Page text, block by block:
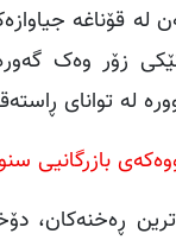
قۆناغە
زۆر وەک
لە توانای
بازرگانیی
ڕەخنەکان،